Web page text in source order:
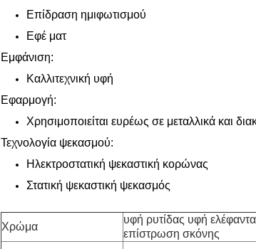
Επίδραση ημιφωτισμού
Εφέ ματ
Εμφάνιση:
Καλλιτεχνική υφή
Εφαρμογή:
Χρησιμοποιείται ευρέως σε μεταλλικά και
Τεχνολογία ψεκασμού:
Ηλεκτροστατική ψεκαστική κορώνας
Στατική ψεκαστική ψεκασμός
Χρώμα
υφή ρυτίδας υφή ελέφαντα
επίστρωση σκόνης